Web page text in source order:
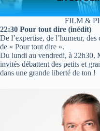
FILM &
22:30 Pour tout dire (inédit)
De l’expertise, de l’humeur,
de « Pour tout dire ».
Du lundi au vendredi, à 22h30,
invités débattent des petits et
dans une grande liberté de ton !